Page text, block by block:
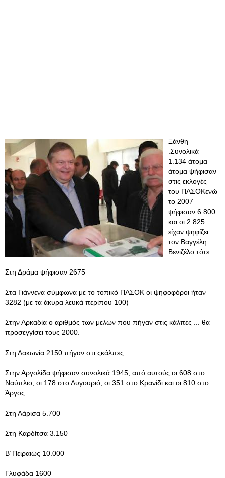
Ξάνθη
.Συνολικά
1.134 άτομα
άτομα ψήφισαν
στις εκλογές
του ΠΑΣΟΚενώ
το 2007
ψήφισαν 6.800
και οι 2.825
είχαν ψηφίζει
τον Βαγγέλη
Βενιζέλο τότε.
Στη Δράμα ψήφισαν 2675
Στα Γιάννενα σύμφωνα με το τοπικό ΠΑΣΟΚ οι ψηφοφόροι ήταν
3282 (με τα άκυρα λευκά περίπου 100)
Στην Αρκαδία ο αριθμός των μελών που πήγαν στις κάλπες ... θα
προσεγγίσει τους 2000.
Στη Λακωνία 2150 πήγαν στι ςκάλπες
Στην Αργολίδα ψήφισαν συνολικά 1945, από αυτούς οι 608 στο
Ναύπλιο, οι 178 στο Λυγουριό, οι 351 στο Κρανίδι και οι 810 στο
Άργος.
Στη Λάρισα 5.700
Στη Καρδίτσα 3.150
Β΄Πειραιώς 10.000
Γλυφάδα 1600